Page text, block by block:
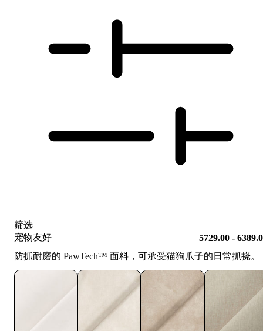
筛选
宠物友好
5729.00 -
防抓耐磨的 PawTech™️ 面料，可承受猫狗爪子的日常抓挠。